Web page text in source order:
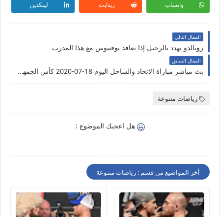
واتساب ريدايت لينكدين
المقال التالي
رونالدو يهدد بالرحيل إذا تعاقد يوفنتوس مع هذا المدرب
المقال السابق
بث مباشر مباراة الاتحاد والساحل اليوم 18-07-2020 كأس الجمهورية السورية
رياضات متنوعة
هل اعجبك الموضوع :
أخر المواضيع من قسم : رياضات متنوعة